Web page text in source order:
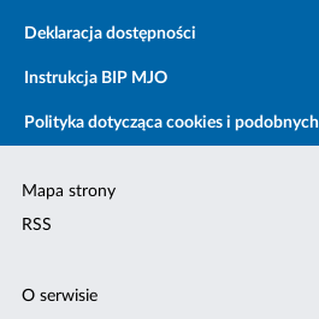
Deklaracja dostępności
Instrukcja BIP MJO
Polityka dotycząca cookies i
Mapa strony
RSS
O serwisie